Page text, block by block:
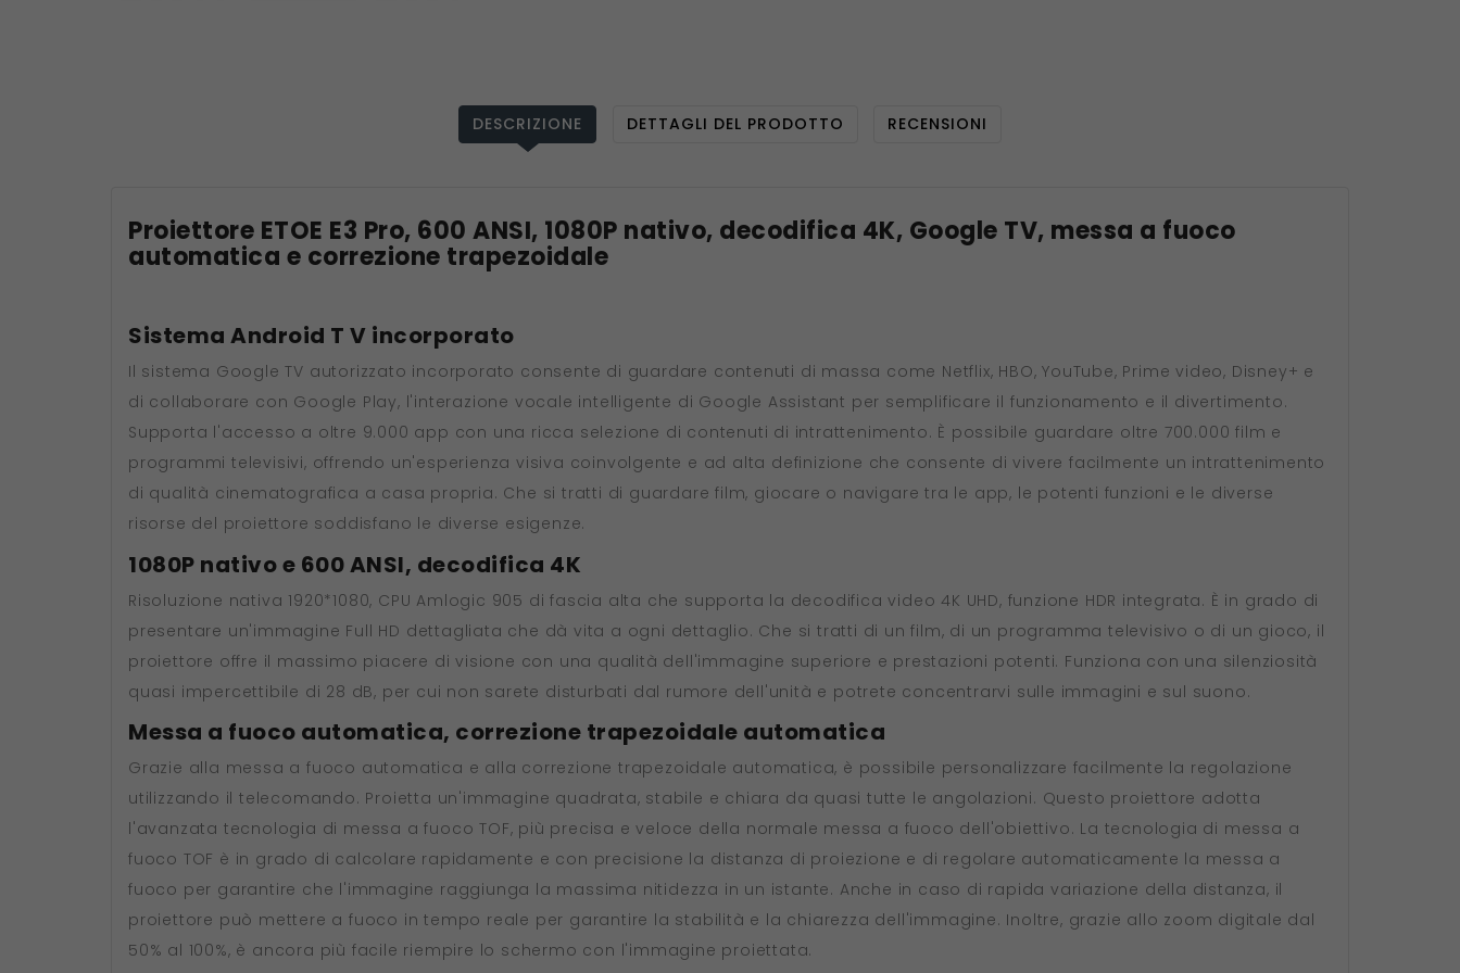
DESCRIZIONE DETTAGLI DEL PRODOTTO RECENSIONI
Proiettore ETOE E3 Pro, 600 ANSI, 1080P nativo, decodifica 4K, Google TV, messa a fuoco
automatica e correzione trapezoidale
Sistema Android T V incorporato
Il sistema Google TV autorizzato incorporato consente di guardare contenuti di massa come Netflix, HBO, YouTube, Prime video, Disney+ e
di collaborare con Google Play, l'interazione vocale intelligente di Google Assistant per semplificare il funzionamento e il divertimento.
Supporta l'accesso a oltre 9.000 app con una ricca selezione di contenuti di intrattenimento. È possibile guardare oltre 700.000 film e
programmi televisivi, offrendo un'esperienza visiva coinvolgente e ad alta definizione che consente di vivere facilmente un intrattenimento
di qualità cinematografica a casa propria. Che si tratti di guardare film, giocare o navigare tra le app, le potenti funzioni e le diverse
risorse del proiettore soddisfano le diverse esigenze.
1080P nativo e 600 ANSI, decodifica 4K
Risoluzione nativa 1920*1080, CPU Amlogic 905 di fascia alta che supporta la decodifica video 4K UHD, funzione HDR integrata. È in grado di
presentare un'immagine Full HD dettagliata che dà vita a ogni dettaglio. Che si tratti di un film, di un programma televisivo o di un gioco, il
proiettore offre il massimo piacere di visione con una qualità dell'immagine superiore e prestazioni potenti. Funziona con una silenziosità
quasi impercettibile di 28 dB, per cui non sarete disturbati dal rumore dell'unità e potrete concentrarvi sulle immagini e sul suono.
Messa a fuoco automatica, correzione trapezoidale automatica
Grazie alla messa a fuoco automatica e alla correzione trapezoidale automatica, è possibile personalizzare facilmente la regolazione
utilizzando il telecomando. Proietta un'immagine quadrata, stabile e chiara da quasi tutte le angolazioni. Questo proiettore adotta
l'avanzata tecnologia di messa a fuoco TOF, più precisa e veloce della normale messa a fuoco dell'obiettivo. La tecnologia di messa a
fuoco TOF è in grado di calcolare rapidamente e con precisione la distanza di proiezione e di regolare automaticamente la messa a
fuoco per garantire che l'immagine raggiunga la massima nitidezza in un istante. Anche in caso di rapida variazione della distanza, il
proiettore può mettere a fuoco in tempo reale per garantire la stabilità e la chiarezza dell'immagine. Inoltre, grazie allo zoom digitale dal
50% al 100%, è ancora più facile riempire lo schermo con l'immagine proiettata.